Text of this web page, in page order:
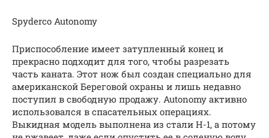
Spyderco Autonomy
Приспособление имеет затупленный конец и
прекрасно подходит для того, чтобы разрезать
часть каната. Этот нож был создан специально для
американской Береговой охраны и лишь недавно
поступил в свободную продажу. Autonomy активно
использовался в спасательных операциях.
Выкидная модель выполнена из стали H-1, а потому